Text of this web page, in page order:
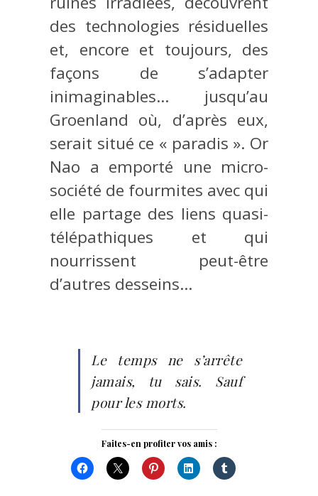
des technologies résiduelles
et, encore et toujours, des
façons de s’adapter
inimaginables… jusqu’au
Groenland où, d’après eux,
serait situé ce « paradis ». Or
Nao a emporté une micro-
société de fourmites avec qui
elle partage des liens quasi-
télépathiques et qui
nourrissent peut-être
d’autres desseins…
Le temps ne s’arrête
jamais, tu sais. Sauf
pour les morts.
Faites-en profiter vos amis :